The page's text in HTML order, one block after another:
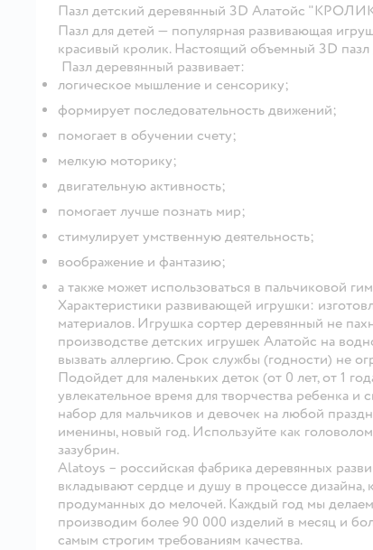
Пазл детский деревянный 3D Алатойс
Пазл для детей — популярная развивающая
красивый кролик. Настоящий объемный 3D
Пазл деревянный развивает:
логическое мышление и сенсорику;
формирует последовательность движений;
помогает в обучении счету;
мелкую моторику;
двигательную активность;
помогает лучше познать мир;
стимулирует умственную деятельность;
воображение и фантазию;
а также может использоваться в пальчиковой
Характеристики развивающей игрушки:
материалов. Игрушка сортер деревянный не
производстве детских игрушек Алатойс на
вызвать аллергию. Срок службы (годности) не
Подойдет для маленьких деток (от 0 лет, от 1
увлекательное время для творчества ребенка
набор для мальчиков и девочек на любой
именины, новый год. Используйте как
зазубрин.
Alatoys – российская фабрика деревянных
вкладывают сердце и душу в процессе
продуманных до мелочей. Каждый год мы
производим более 90 000 изделий в месяц и
самым строгим требованиям качества.